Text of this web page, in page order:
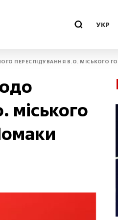
УКР
Одеська
Полтавська
ПЕРЕСЛІДУВАННЯ В.О. МІСЬКОГО
міського